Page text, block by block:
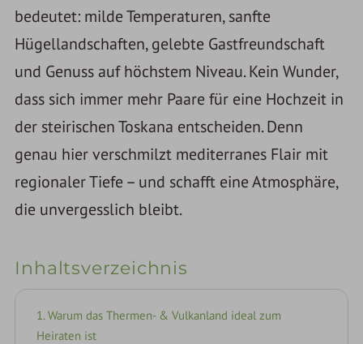
bedeutet: milde Temperaturen, sanfte
Hügellandschaften, gelebte Gastfreundschaft
und Genuss auf höchstem Niveau. Kein Wunder,
dass sich immer mehr Paare für eine Hochzeit in
der steirischen Toskana entscheiden. Denn
genau hier verschmilzt mediterranes Flair mit
regionaler Tiefe – und schafft eine Atmosphäre,
die unvergesslich bleibt.
Inhaltsverzeichnis
1. Warum das Thermen- & Vulkanland ideal zum
Heiraten ist